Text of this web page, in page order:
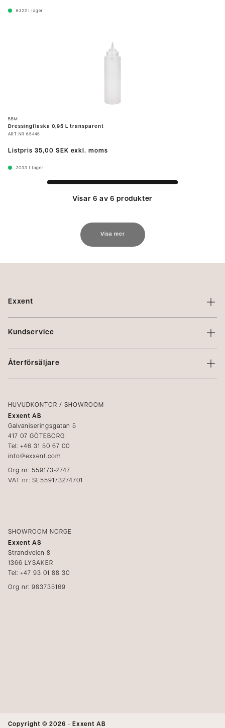
6322 I lager
BBM
Dressingflaska 0,95 L transparent
ART.NR 65445
Listpris 35,00 SEK exkl. moms
2033 I lager
Visar 6 av 6 produkter
Visa mer
Exxent
Om Exxent
Profilering
Integritetspolicy
Kundservice
Kontakta oss
Återförsäljare
Kataloger
Mediabank
Bli återförsäljare
HUVUDKONTOR / SHOWROOM
Exxent AB
Galvaniseringsgatan 5
417 07 GÖTEBORG
Tel: +46 31 50 67 00
info@exxent.com
Org nr: 559173-2747
VAT nr: SE559173274701
SHOWROOM NORGE
Exxent AS
Strandveien 8
1366 LYSAKER
Tel: +47 93 01 88 30
Org nr: 983735169
Copyright © 2026 - Exxent AB